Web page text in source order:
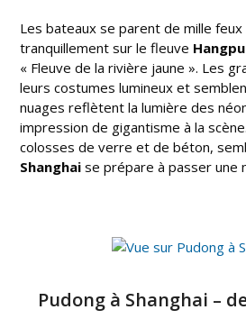
Les bateaux se parent de mille
tranquillement sur le fleuve
« Fleuve de la rivière jaune ». Les
leurs costumes lumineux et
nuages reflètent la lumière des
impression de gigantisme à la
colosses de verre et de béton,
Shanghaise prépare à passer une
Pudong à Shanghai –